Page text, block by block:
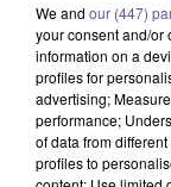
We and our (447)
your consent and/or
information on a
profiles for
advertising;
performance;
of data from
profiles to